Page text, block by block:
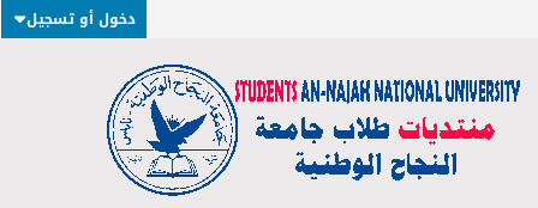
دخول أو تسجيل